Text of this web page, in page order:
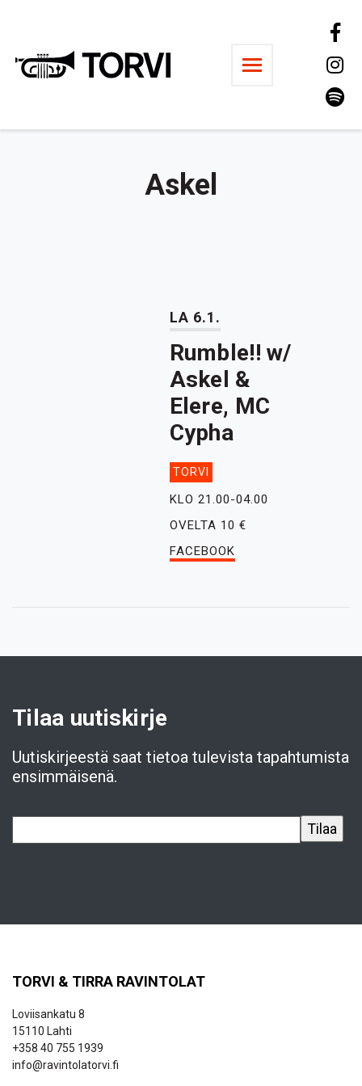
Ravintola Torvi
Askel
LA 6.1.
Rumble!! w/
Askel &
Elere, MC
Cypha
TORVI
KLO 21.00-04.00
OVELTA 10 €
FACEBOOK
Tilaa uutiskirje
Uutiskirjeestä saat tietoa tulevista tapahtumista
ensimmäisenä.
TORVI & TIRRA RAVINTOLAT
Loviisankatu 8
15110 Lahti
+358 40 755 1939
info@ravintolatorvi.fi